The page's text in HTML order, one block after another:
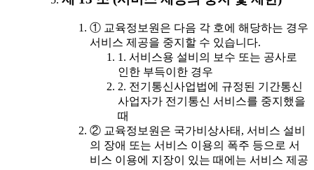
① 교육정보원은 다음 각 호에 해당하는 경우
서비스 제공을 중지할 수 있습니다.
1. 서비스용 설비의 보수 또는 공사로
인한 부득이한 경우
2. 전기통신사업법에 규정된 기간통신
사업자가 전기통신 서비스를 중지했을
때
② 교육정보원은 국가비상사태, 서비스 설비
의 장애 또는 서비스 이용의 폭주 등으로 서
비스 이용에 지장이 있는 때에는 서비스 제공